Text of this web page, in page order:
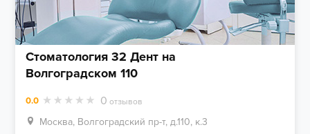
Стоматология 32 Дент на
Волгоградском 110
0.0 0 отзывов
Москва, Волгоградский пр-т, д.110, к.3